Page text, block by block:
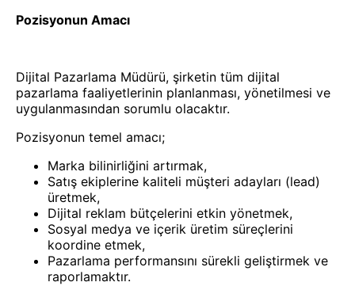
Pozisyonun Amacı
Dijital Pazarlama Müdürü, şirketin tüm dijital
pazarlama faaliyetlerinin planlanması, yönetilmesi ve
uygulanmasından sorumlu olacaktır.
Pozisyonun temel amacı;
Marka bilinirliğini artırmak,
Satış ekiplerine kaliteli müşteri adayları (lead)
üretmek,
Dijital reklam bütçelerini etkin yönetmek,
Sosyal medya ve içerik üretim süreçlerini
koordine etmek,
Pazarlama performansını sürekli geliştirmek ve
raporlamaktır.